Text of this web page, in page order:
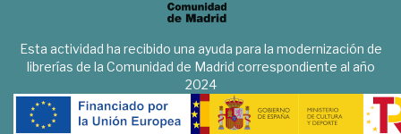
Esta actividad ha recibido una ayuda para la modernización de
librerías de la Comunidad de Madrid correspondiente al año
2024